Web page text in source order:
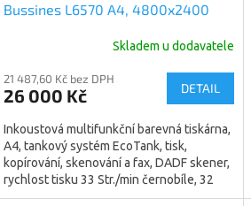
R
M
A
Bussines L6570 A4, 4800x2400
FAX, DUPLEX, 19W (C11CJ29402)
Skladem u dodavatele
21 487,60 Kč bez DPH
26 000 Kč DETAIL
Inkoustová multifunkční barevná tiskárna,
A4, tankový systém EcoTank, tisk,
kopírování, skenování a fax, DADF skener,
rychlost tisku 33 Str./min černobíle, 32
Str./min...